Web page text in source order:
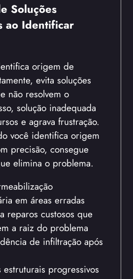
Soluções
ao Identificar
origem de
evita soluções
não resolvem o
solução inadequada
e agrava frustração.
você identifica origem
precisão, consegue
elimina o problema.
em áreas erradas
reparos custosos que
a raiz do problema
de infiltração após
estruturais progressivos